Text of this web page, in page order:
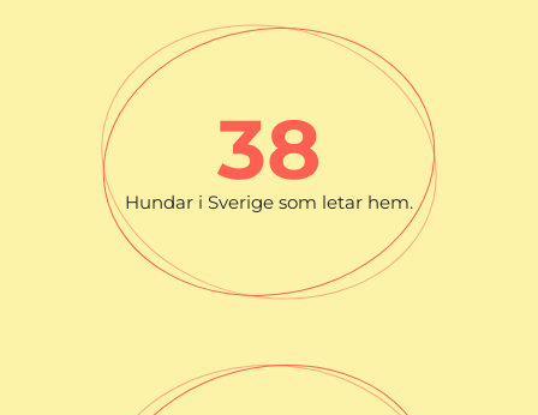
Hundar i Sverige som letar hem.
39